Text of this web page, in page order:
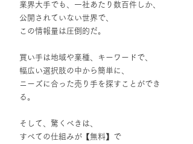
業界大手でも、一社あたり数百件しか、
公開されていない世界で、
この情報量は圧倒的だ。
買い手は地域や業種、キーワードで、
幅広い選択肢の中から簡単に、
ニーズに合った売り手を探すことができ
る。
そして、驚くべきは、
すべての仕組みが【無料】で